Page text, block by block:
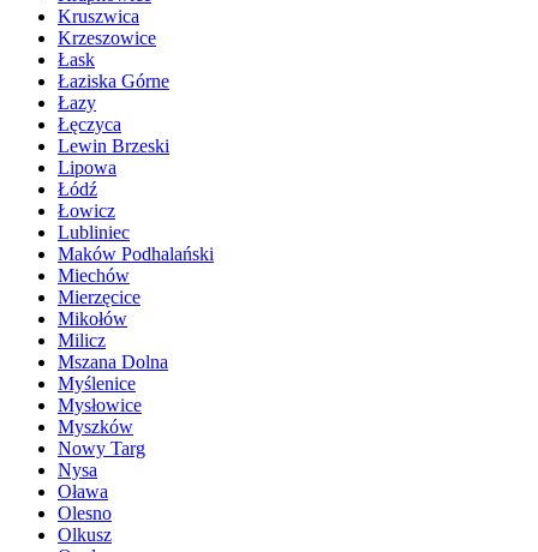
Kruszwica
Krzeszowice
Łask
Łaziska Górne
Łazy
Łęczyca
Lewin Brzeski
Lipowa
Łódź
Łowicz
Lubliniec
Maków Podhalański
Miechów
Mierzęcice
Mikołów
Milicz
Mszana Dolna
Myślenice
Mysłowice
Myszków
Nowy Targ
Nysa
Oława
Olesno
Olkusz